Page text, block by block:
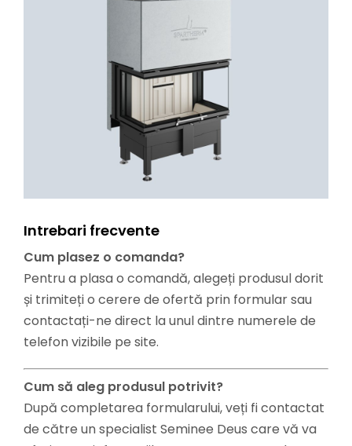
Intrebari frecvente
Cum plasez o comanda?
Pentru a plasa o comandă, alegeți produsul dorit
și trimiteți o cerere de ofertă prin formular sau
contactați-ne direct la unul dintre numerele de
telefon vizibile pe site.
Cum să aleg produsul potrivit?
După completarea formularului, veți fi contactat
de către un specialist Seminee Deus care vă va